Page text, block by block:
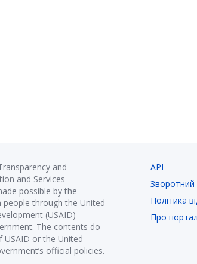
and
and Services
possible by the
through the United
(USAID)
The contents do
or the United
official policies.
API
Зворотний
Політика
Про портал